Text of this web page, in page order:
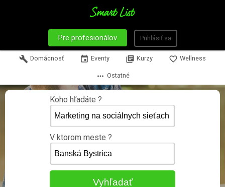
Pre profesionálov Prihlásiť sa
build Domácnosť event Eventy library_books Kurzy favorite_border Wellness
more_horiz Ostatné
Koho hľadáte ?
V ktorom meste ?